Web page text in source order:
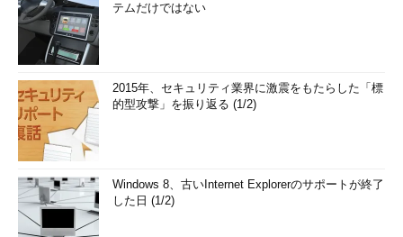
テムだけではない
2015年、セキュリティ業界に激震をもたらした「標
的型攻撃」を振り返る (1/2)
Windows 8、古いInternet Explorerのサポートが終了
した日 (1/2)